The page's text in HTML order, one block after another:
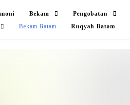
Bekam
Pengobatan
Bekam Batam Ruqyah Batam